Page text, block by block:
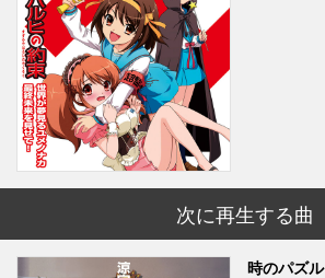
次に再生する曲
時のパズル